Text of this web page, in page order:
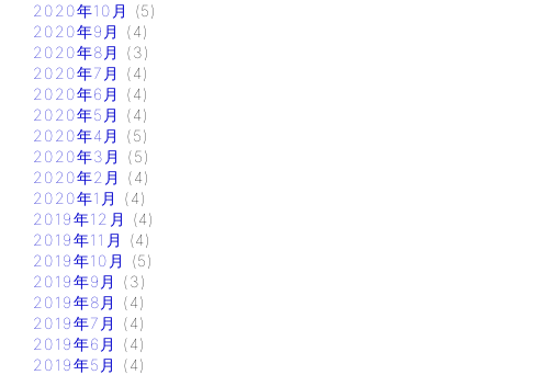
2020年10月
(5)
2020年9月
(4)
2020年8月
(3)
2020年7月
(4)
2020年6月
(4)
2020年5月
(4)
2020年4月
(5)
2020年3月
(5)
2020年2月
(4)
2020年1月
(4)
2019年12月
(4)
2019年11月
(4)
2019年10月
(5)
2019年9月
(3)
2019年8月
(4)
2019年7月
(4)
2019年6月
(4)
2019年5月
(4)